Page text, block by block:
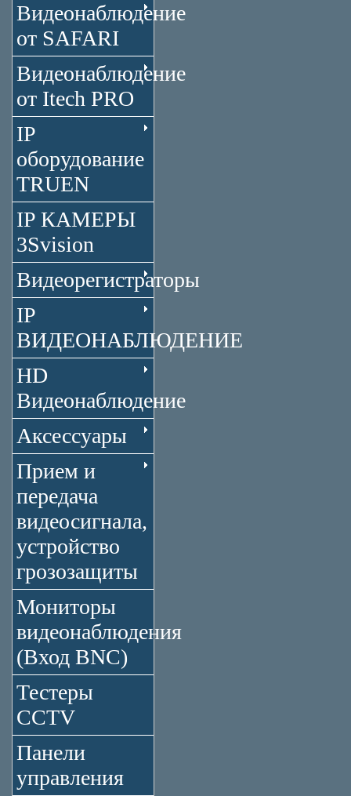
Видеонаблюдение
от SAFARI
Видеонаблюдение
от Itech PRO
IP
оборудование
TRUEN
IP КАМЕРЫ
3Svision
Видеорегистраторы
IP
ВИДЕОНАБЛЮДЕНИЕ
HD
Видеонаблюдение
Аксессуары
Прием и
передача
видеосигнала,
устройство
грозозащиты
Мониторы
видеонаблюдения
(Вход BNC)
Тестеры
CCTV
Панели
управления